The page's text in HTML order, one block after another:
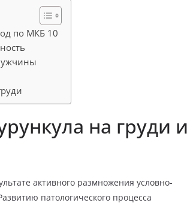
по МКБ 10
на груди и
активного размножения условно-
патологического процесса